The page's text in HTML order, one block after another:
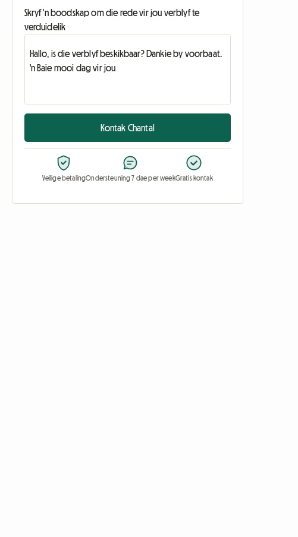
Skryf 'n boodskap om die rede vir jou verblyf te
verduidelik
Kontak Chantal
Veilige betalingOndersteuning 7 dae per weekGratis kontak